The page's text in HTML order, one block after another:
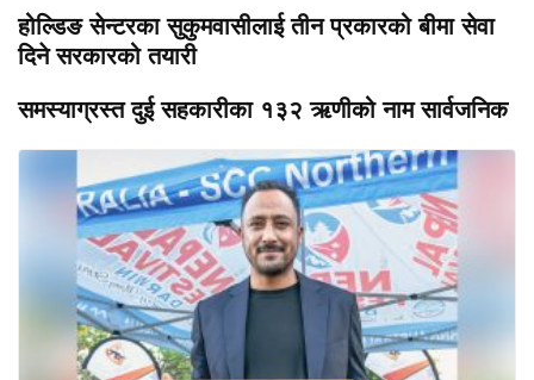
होल्डिङ सेन्टरका सुकुमवासीलाई तीन प्रकारको बीमा सेवा
दिने सरकारको तयारी
समस्याग्रस्त दुई सहकारीका १३२ ऋणीको नाम सार्वजनिक